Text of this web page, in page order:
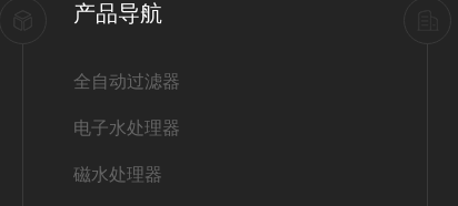
产品导航
全自动过滤器
电子水处理器
磁水处理器